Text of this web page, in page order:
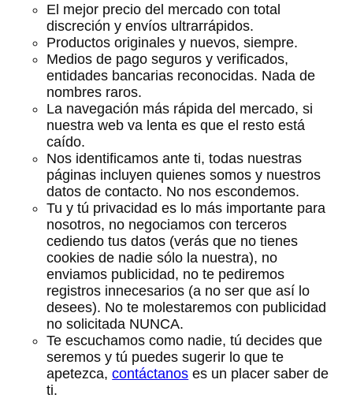
El mejor precio del mercado con total
discreción y envíos ultrarrápidos.
Productos originales y nuevos, siempre.
Medios de pago seguros y verificados,
entidades bancarias reconocidas. Nada de
nombres raros.
La navegación más rápida del mercado, si
nuestra web va lenta es que el resto está
caído.
Nos identificamos ante ti, todas nuestras
páginas incluyen quienes somos y nuestros
datos de contacto. No nos escondemos.
Tu y tú privacidad es lo más importante para
nosotros, no negociamos con terceros
cediendo tus datos (verás que no tienes
cookies de nadie sólo la nuestra), no
enviamos publicidad, no te pediremos
registros innecesarios (a no ser que así lo
desees). No te molestaremos con publicidad
no solicitada NUNCA.
Te escuchamos como nadie, tú decides que
seremos y tú puedes sugerir lo que te
apetezca,contáctanos es un placer saber de
ti.